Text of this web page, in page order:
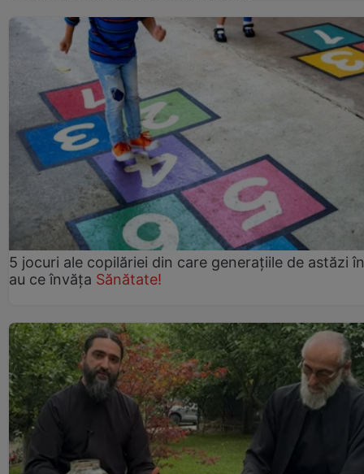
5 jocuri ale copilăriei din care generațiile de astăzi
au ce învăța Sănătate!